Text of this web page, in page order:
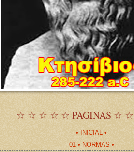
☆ ☆ ☆ ☆ ☆ PAGINAS ☆
• INICIAL •
01 • NORMAS •